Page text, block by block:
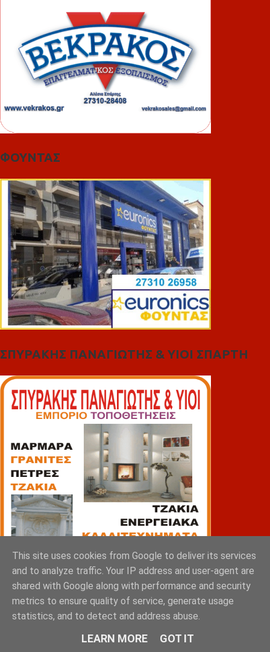
ΦΟΥΝΤΑΣ
ΣΠΥΡΑΚΗΣ ΠΑΝΑΓΙΩΤΗΣ & YIOI ΣΠΑΡΤΗ
This site uses cookies from Google to deliver its services
and to analyze traffic. Your IP address and user-agent are
shared with Google along with performance and security
metrics to ensure quality of service, generate usage
statistics, and to detect and address abuse.
LEARN MORE GOT IT